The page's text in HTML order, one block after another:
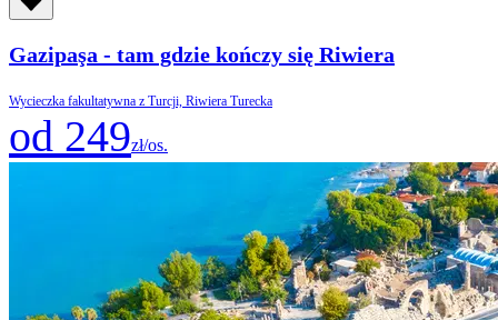
Gazipaşa - tam gdzie kończy się Riwiera
Wycieczka fakultatywna z Turcji, Riwiera Turecka
od 249zł/os.